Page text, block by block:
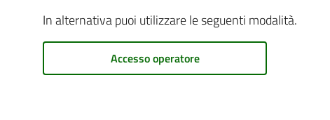
In alternativa puoi utilizzare le seguenti modalità.
Accesso operatore